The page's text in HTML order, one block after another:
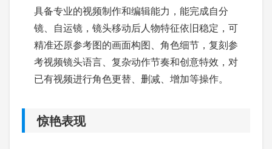
具备专业的视频制作和编辑能力，能完成自分
镜、自运镜，镜头移动后人物特征依旧稳定，可
精准还原参考图的画面构图、角色细节，复刻参
考视频镜头语言、复杂动作节奏和创意特效，对
已有视频进行角色更替、删减、增加等操作。
惊艳表现